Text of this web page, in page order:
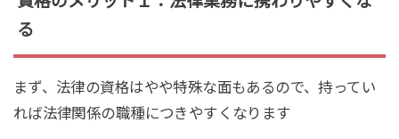
る
まず、法律の資格はやや特殊な面もあるので、持ってい
れば法律関係の職種につきやすくなります